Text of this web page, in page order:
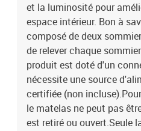
et la luminosité pour
espace intérieur. Bon à
composé de deux
de relever chaque
produit est doté d'un
nécessite une source
certifiée (non
le matelas ne peut pas
est retiré ou ouvert.Seule